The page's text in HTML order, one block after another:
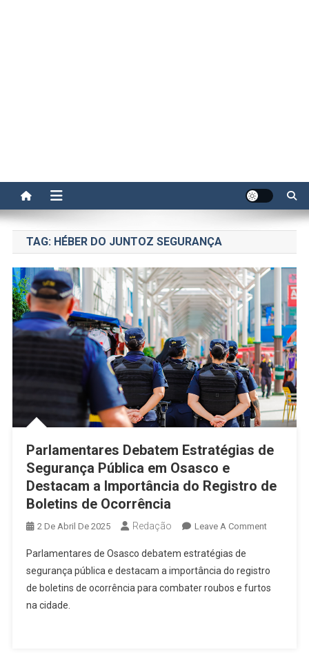
TAG: HÉBER DO JUNTOZ SEGURANÇA
Parlamentares Debatem Estratégias de
Segurança Pública em Osasco e
Destacam a Importância do Registro de
Boletins de Ocorrência
2 De Abril De 2025 Redação Leave A CommentOn
De
Parlamentares de Osasco debatem estratégias de
segurança pública e destacam a importância do registro
de boletins de ocorrência para combater roubos e furtos
na cidade.